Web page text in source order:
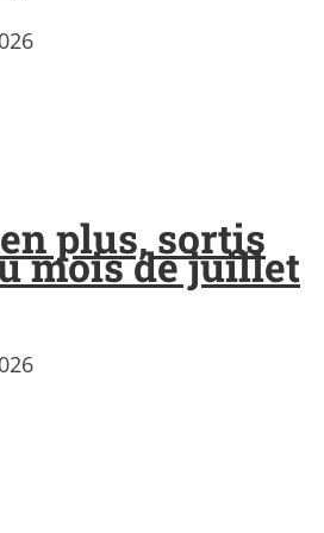
plus, sortis
mois de juillet